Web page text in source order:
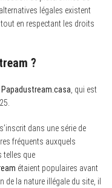
légales existent
en respectant les droits
?
Papadustream.casa , qui est
dans une série de
fréquents auxquels
telles que
étaient populaires avant
de la nature illégale du site, il